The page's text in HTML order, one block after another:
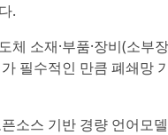
.
체 소재·부품·장비(소
필수적인 만큼 폐쇄망
소스 기반 경량 언어모